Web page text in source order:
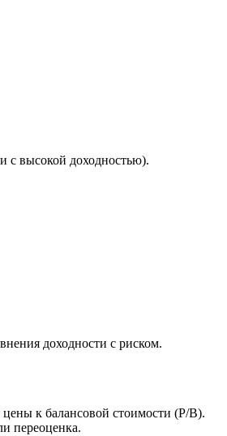
с высокой доходностью).
доходности с риском.
к балансовой стоимости (P/B).
переоценка.